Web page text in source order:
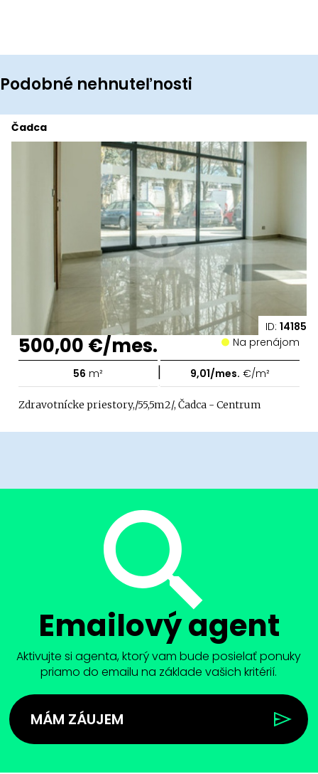
Podobné nehnuteľnosti
ID: 14185
Čadca
500,00 €/mes. Na prenájom
56 m² | 9,01/mes. €/m²
Zdravotnícke priestory,/55,5m2/, Čadca - Centrum
Emailový agent
Aktivujte si agenta, ktorý vam bude posielať ponuky
priamo do emailu na základe vašich kritérií.
MÁM ZÁUJEM